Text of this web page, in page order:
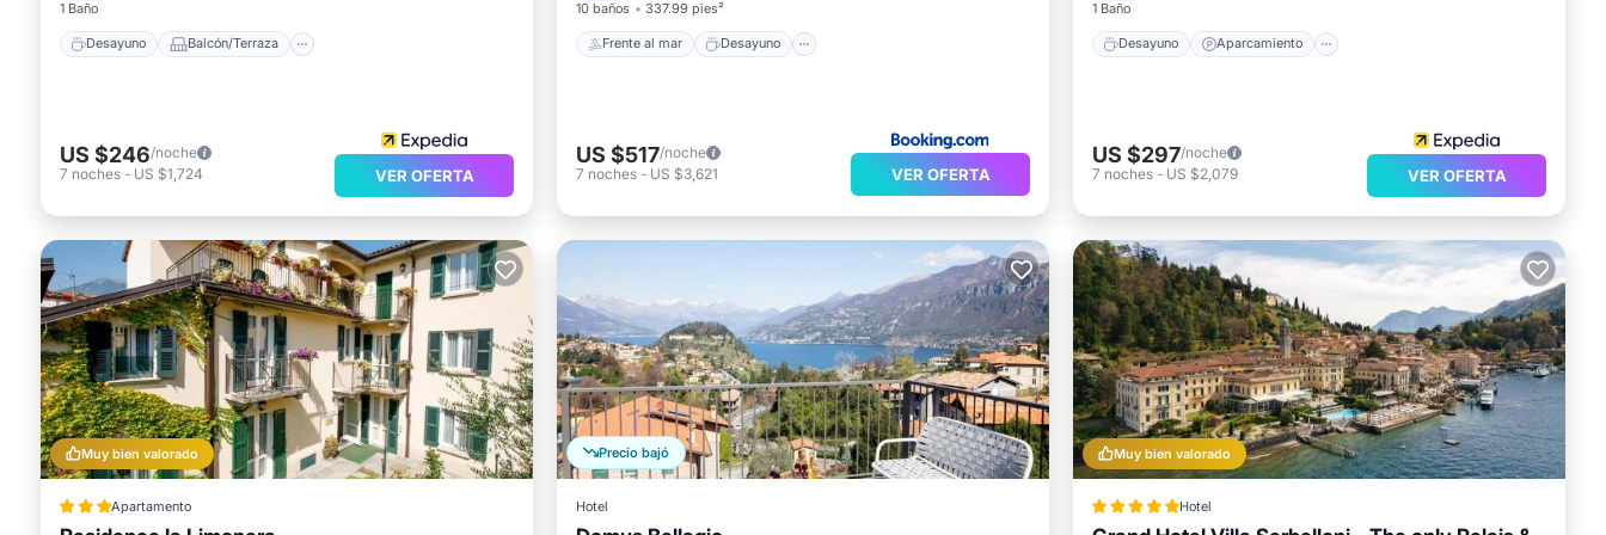
1 Baño
Desayuno Balcón/Terraza
US $246/noche
7 noches - US $1,724 VER OFERTA
10 baños 337.99 pies²
Frente al mar Desayuno
US $517/noche
7 noches - US $3,621 VER OFERTA
1 Baño
Desayuno Aparcamiento
US $297/noche
7 noches - US $2,079 VER OFERTA
Muy bien valorado
Apartamento
Precio bajó
Hotel
Muy bien valorado
Hotel